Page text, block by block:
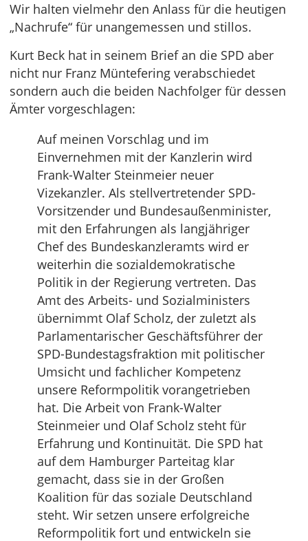
Wir halten vielmehr den Anlass für die heutigen
„Nachrufe“ für unangemessen und stillos.
Kurt Beck hat in seinem Brief an die SPD aber
nicht nur Franz Müntefering verabschiedet
sondern auch die beiden Nachfolger für dessen
Ämter vorgeschlagen:
Auf meinen Vorschlag und im
Einvernehmen mit der Kanzlerin wird
Frank-Walter Steinmeier neuer
Vizekanzler. Als stellvertretender SPD-
Vorsitzender und Bundesaußenminister,
mit den Erfahrungen als langjähriger
Chef des Bundeskanzleramts wird er
weiterhin die sozialdemokratische
Politik in der Regierung vertreten. Das
Amt des Arbeits- und Sozialministers
übernimmt Olaf Scholz, der zuletzt als
Parlamentarischer Geschäftsführer der
SPD-Bundestagsfraktion mit politischer
Umsicht und fachlicher Kompetenz
unsere Reformpolitik vorangetrieben
hat. Die Arbeit von Frank-Walter
Steinmeier und Olaf Scholz steht für
Erfahrung und Kontinuität. Die SPD hat
auf dem Hamburger Parteitag klar
gemacht, dass sie in der Großen
Koalition für das soziale Deutschland
steht. Wir setzen unsere erfolgreiche
Reformpolitik fort und entwickeln sie